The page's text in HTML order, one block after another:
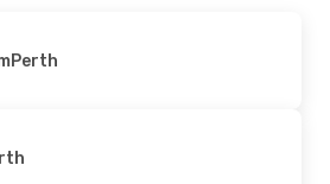
Perth